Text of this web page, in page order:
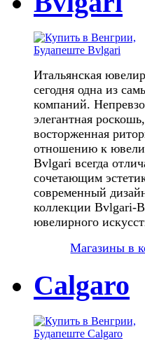
Итальянская
сегодня одна из
компаний.
элегантная
восторженная
отношению к
Bvlgari всегда
сочетающим
современный
коллекции Bvlgari-
ювелирного
Магазины в
Calgaro